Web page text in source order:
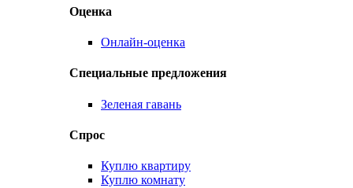
Оценка
Онлайн-оценка
Специальные предложения
Зеленая гавань
Спрос
Куплю квартиру
Куплю комнату